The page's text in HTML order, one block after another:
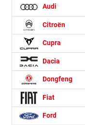
Audi
Citroën
Cupra
Dacia
Dongfeng
Fiat
Ford